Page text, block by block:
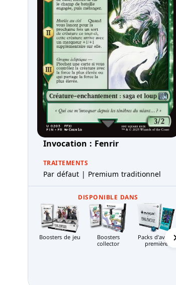
Invocation : Fenrir
TRAITEMENTS
Par défaut | Premium traditionnel
DISPONIBLE DANS
Boosters de jeu
Boosters
collector
Packs d'avant-
première